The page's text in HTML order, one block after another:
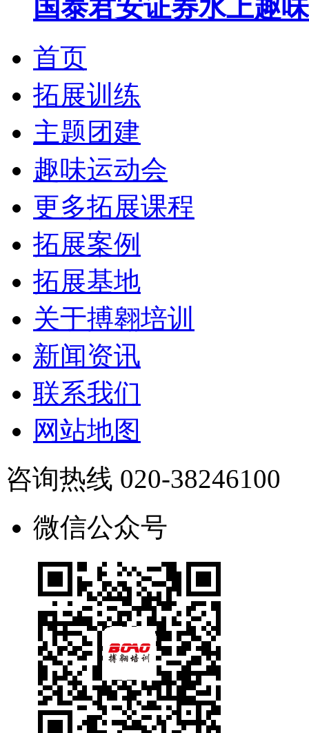
国泰君安证券水上趣
首页
拓展训练
主题团建
趣味运动会
更多拓展课程
拓展案例
拓展基地
关于搏翱培训
新闻资讯
联系我们
网站地图
咨询热线 020-38246100
微信公众号